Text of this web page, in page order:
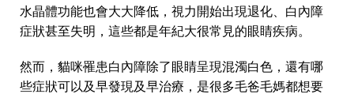
水晶體功能也會大大降低，視力開始出現退化、白內障
症狀甚至失明，這些都是年紀大很常見的眼睛疾病。
然而，貓咪罹患白內障除了眼睛呈現混濁白色，還有哪
些症狀可以及早發現及早治療，是很多毛爸毛媽都想要